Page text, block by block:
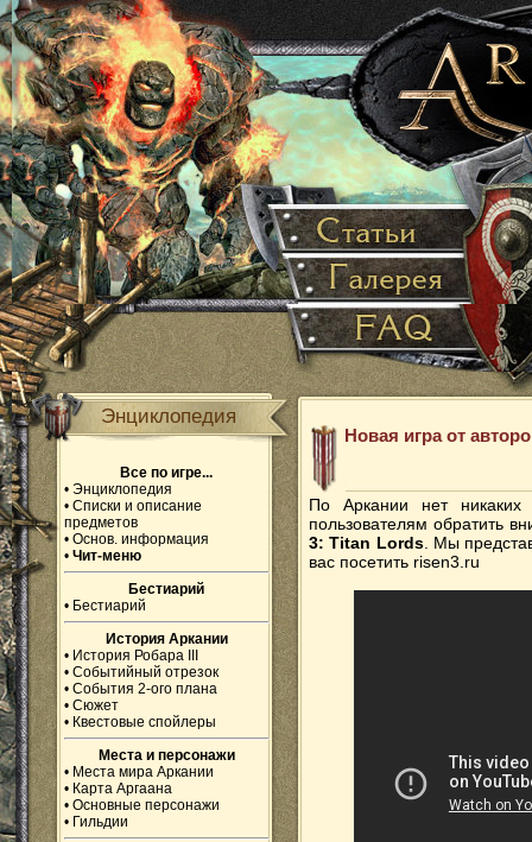
Энциклопедия
Все по игре...
• Энциклопедия
• Списки и описание
предметов
• Основ. информация
• Чит-меню
Бестиарий
• Бестиарий
История Аркании
• История Робара III
• Событийный отрезок
• События 2-ого плана
• Сюжет
• Квестовые спойлеры
Места и персонажи
• Места мира Аркании
• Карта Аргаана
• Основные персонажи
• Гильдии
Новая игра от
По Аркании нет
пользователям обратить
3: Titan Lords. Мы
вас посетить risen3.ru